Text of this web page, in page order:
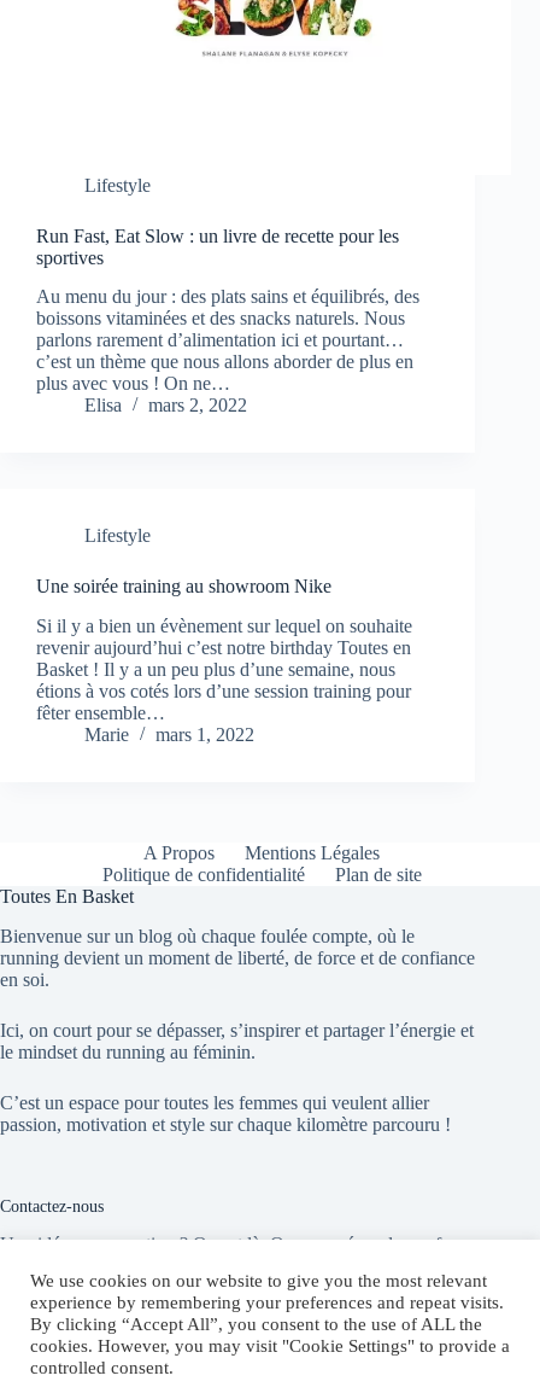
Lifestyle
Run Fast, Eat Slow : un livre de recette pour les
sportives
Au menu du jour : des plats sains et équilibrés, des
boissons vitaminées et des snacks naturels. Nous
parlons rarement d’alimentation ici et pourtant…
c’est un thème que nous allons aborder de plus en
plus avec vous ! On ne…
Elisa
mars 2, 2022
Lifestyle
Une soirée training au showroom Nike
Si il y a bien un évènement sur lequel on souhaite
revenir aujourd’hui c’est notre birthday Toutes en
Basket ! Il y a un peu plus d’une semaine, nous
étions à vos cotés lors d’une session training pour
fêter ensemble…
Marie
mars 1, 2022
A Propos
Mentions Légales
Politique de confidentialité
Plan de site
Toutes En Basket
Bienvenue sur un blog où chaque foulée compte, où le
running devient un moment de liberté, de force et de confiance
en soi.
Ici, on court pour se dépasser, s’inspirer et partager l’énergie et
le mindset du running au féminin.
C’est un espace pour toutes les femmes qui veulent allier
passion, motivation et style sur chaque kilomètre parcouru !
Contactez-nous
Une idée, une question ? On est là. On vous répond sans faux
Website:
toutesenbasket.com
We use cookies on our website to give you the most relevant
experience by remembering your preferences and repeat visits.
By clicking “Accept All”, you consent to the use of ALL the
cookies. However, you may visit "Cookie Settings" to provide a
controlled consent.